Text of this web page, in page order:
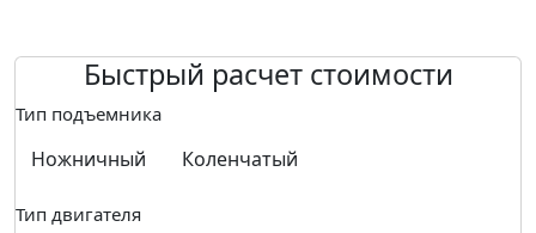
Быстрый расчет стоимости
Тип подъемника
Ножничный Коленчатый
Тип двигателя